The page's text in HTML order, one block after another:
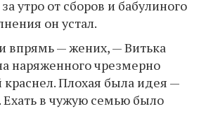
утро от сборов и бабулиного
он устал.
впрямь — жених, — Витька
наряженного чрезмерно
краснел. Плохая была идея —
Ехать в чужую семью было